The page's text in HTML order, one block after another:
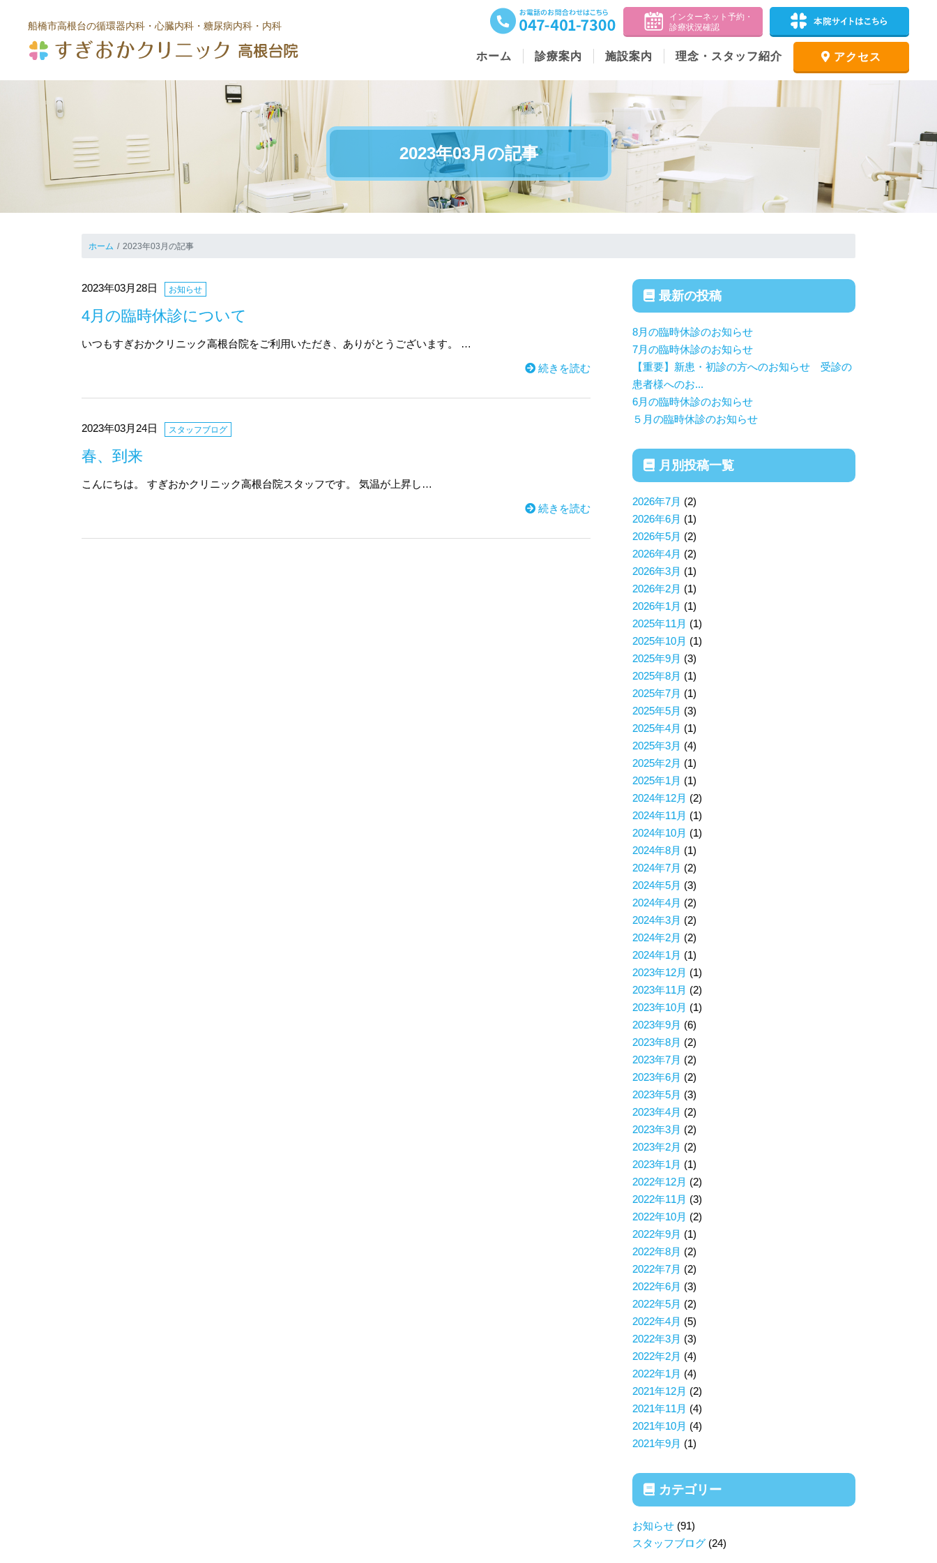
船橋市高根台の循環器内科・心臓内科 ・糖尿病内科・内科
ホーム 診療案内 施設案内 理念・スタッフ紹介 アクセス
2023年03月の記事
ホーム 2023年03月の記事
2023年03月28日 お知らせ
4月の臨時休診について
いつもすぎおかクリニック高根台院をご利用いただき、ありがとうございます。 …
続きを読む
2023年03月24日 スタッフブログ
春、到来
こんにちは。 すぎおかクリニック高根台院スタッフです。 気温が上昇し…
続きを読む
最新の投稿
8月の臨時休診のお知らせ
7月の臨時休診のお知らせ
【重要】新患・初診の方へのお知らせ 受診の
患者様へのお...
6月の臨時休診のお知らせ
５月の臨時休診のお知らせ
月別投稿一覧
2026年7月 (2)
2026年6月 (1)
2026年5月 (2)
2026年4月 (2)
2026年3月 (1)
2026年2月 (1)
2026年1月 (1)
2025年11月 (1)
2025年10月 (1)
2025年9月 (3)
2025年8月 (1)
2025年7月 (1)
2025年5月 (3)
2025年4月 (1)
2025年3月 (4)
2025年2月 (1)
2025年1月 (1)
2024年12月 (2)
2024年11月 (1)
2024年10月 (1)
2024年8月 (1)
2024年7月 (2)
2024年5月 (3)
2024年4月 (2)
2024年3月 (2)
2024年2月 (2)
2024年1月 (1)
2023年12月 (1)
2023年11月 (2)
2023年10月 (1)
2023年9月 (6)
2023年8月 (2)
2023年7月 (2)
2023年6月 (2)
2023年5月 (3)
2023年4月 (2)
2023年3月 (2)
2023年2月 (2)
2023年1月 (1)
2022年12月 (2)
2022年11月 (3)
2022年10月 (2)
2022年9月 (1)
2022年8月 (2)
2022年7月 (2)
2022年6月 (3)
2022年5月 (2)
2022年4月 (5)
2022年3月 (3)
2022年2月 (4)
2022年1月 (4)
2021年12月 (2)
2021年11月 (4)
2021年10月 (4)
2021年9月 (1)
カテゴリー
お知らせ (91)
スタッフブログ(24)